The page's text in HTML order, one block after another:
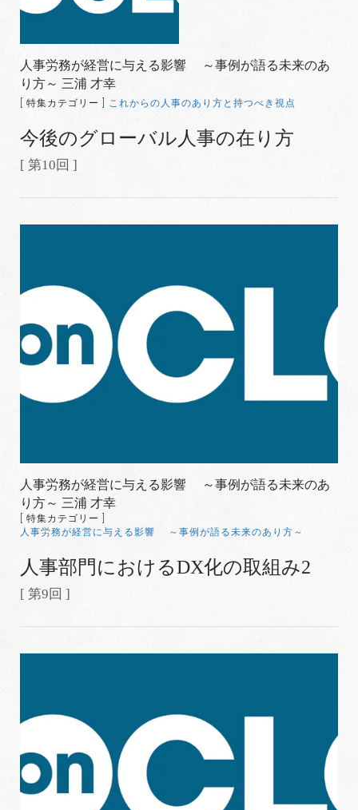
人事労務が経営に与える影響 ～事例が語る未来のあ
り方～ 三浦 才幸
[ 特集カテゴリー ] これからの人事のあり方と持つべき視点
今後のグローバル人事の在り方
[ 第10回 ]
人事労務が経営に与える影響 ～事例が語る未来のあ
り方～ 三浦 才幸
[ 特集カテゴリー ]
人事労務が経営に与える影響 ～事例が語る未来のあり方～
人事部門におけるDX化の取組み2
[ 第9回 ]